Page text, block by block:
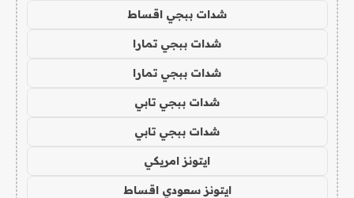
شدات ببجي اقساط
شدات ببجي تمارا
شدات ببجي تمارا
شدات ببجي تابي
شدات ببجي تابي
ايتونز امريكي
ايتونز سعودي اقساط